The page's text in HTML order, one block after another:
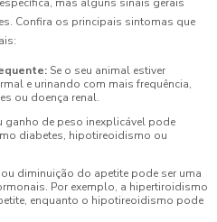
Confira os principais sintomas que
Se o seu animal estiver
e urinando com mais frequência,
ou doença renal.
ganho de peso inexplicável pode
diabetes, hipotireoidismo ou
diminuição do apetite pode ser uma
Por exemplo, a hipertiroidismo
enquanto o hipotireoidismo pode